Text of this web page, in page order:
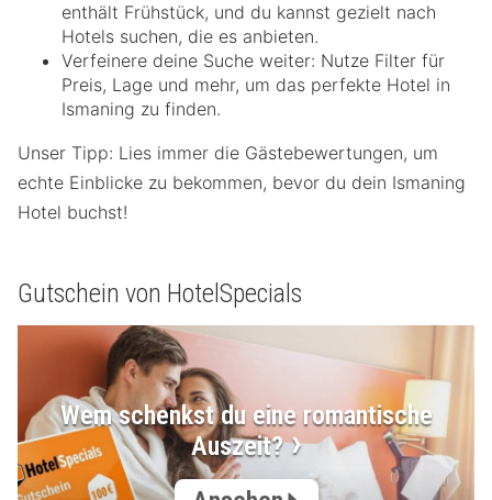
enthält Frühstück, und du kannst gezielt nach
Hotels suchen, die es anbieten.
Verfeinere deine Suche weiter: Nutze Filter für
Preis, Lage und mehr, um das perfekte Hotel in
Ismaning zu finden.
Unser Tipp: Lies immer die Gästebewertungen, um
echte Einblicke zu bekommen, bevor du dein Ismaning
Hotel buchst!
Gutschein von HotelSpecials
Wem schenkst du eine romantische
Auszeit?